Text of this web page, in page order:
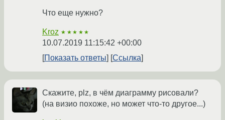
Что еще нужно?
Kroz ★★★★★
10.07.2019 11:15:42 +00:00
Показать ответы
Ссылка
Скажите, plz, в чём диаграмму рисовали?
(на визио похоже, но может что-то другое...)